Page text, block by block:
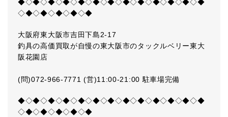
◆◇◆◇◆◇◆◇◆◇◆◇◆◇◆◇◆◇◆◇◆◇◆◇◆
◇◆◇◆◇◆◇◆◇◆
大阪府東大阪市吉田下島2-17
釣具の高価買取が自慢の東大阪市のタックルベリー東大
阪花園店
(問)072-966-7771 (営)11:00-21:00 駐車場完備
◆◇◆◇◆◇◆◇◆◇◆◇◆◇◆◇◆◇◆◇◆◇◆◇◆
◇◆◇◆◇◆◇◆◇◆